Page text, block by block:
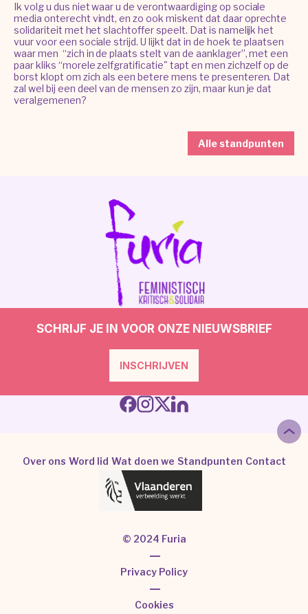
Ik volg u dus niet waar u de verontwaardiging op sociale
media onterecht vindt, en zo ook miskent dat daar oprechte
solidariteit met het slachtoffer speelt. Dat is namelijk het
vuur voor een sociale strijd. U lijkt dat in de hoek te plaatsen
waar men “zich in de plaats stelt van de aanklager”, met een
paar kliks “morele zelfgratificatie" tapt en men zichzelf op de
borst klopt om zich als een betere mens te presenteren. Dat
zal wel bij een deel van de mensen zo zijn, maar kun je dat
veralgemenen?
Alle standpunten
SCHRIJF JE IN VOOR ONZE NIEUWSBRIEF
INSCHRIJVEN
Over ons Word lid Wat doen we Standpunten Contact
© 2024 Furia
|
Privacy Policy
|
Cookies